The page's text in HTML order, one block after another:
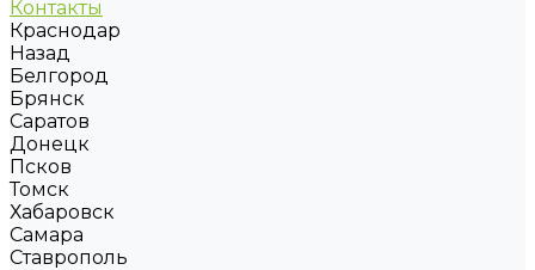
Контакты
Краснодар
Назад
Белгород
Брянск
Саратов
Донецк
Псков
Томск
Хабаровск
Самара
Ставрополь